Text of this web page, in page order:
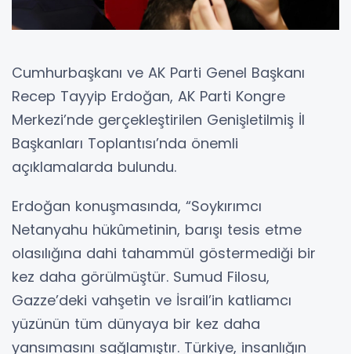
Cumhurbaşkanı ve AK Parti Genel Başkanı
Recep Tayyip Erdoğan, AK Parti Kongre
Merkezi’nde gerçekleştirilen Genişletilmiş İl
Başkanları Toplantısı’nda önemli
açıklamalarda bulundu.
Erdoğan konuşmasında, “Soykırımcı
Netanyahu hükûmetinin, barışı tesis etme
olasılığına dahi tahammül göstermediği bir
kez daha görülmüştür. Sumud Filosu,
Gazze’deki vahşetin ve İsrail’in katliamcı
yüzünün tüm dünyaya bir kez daha
yansımasını sağlamıştır. Türkiye, insanlığın